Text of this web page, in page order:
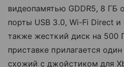
видеопамятью GDDR5, 8 ГБ
порты USB 3.0, Wi-Fi Direct
также жесткий диск на 500
приставке прилагается
схожий с джойстиком для